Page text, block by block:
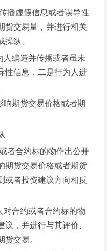
虚假信息或者误导性
货交易量，并进行相关
纵。
编造并传播或者虽未
性信息，二是行为人进
期货交易价格或者期
合约标的物作出公开
期货交易价格或者期货
或者投资建议方向相反
合约或者合约标的物
，并进行与其评价、
交易。